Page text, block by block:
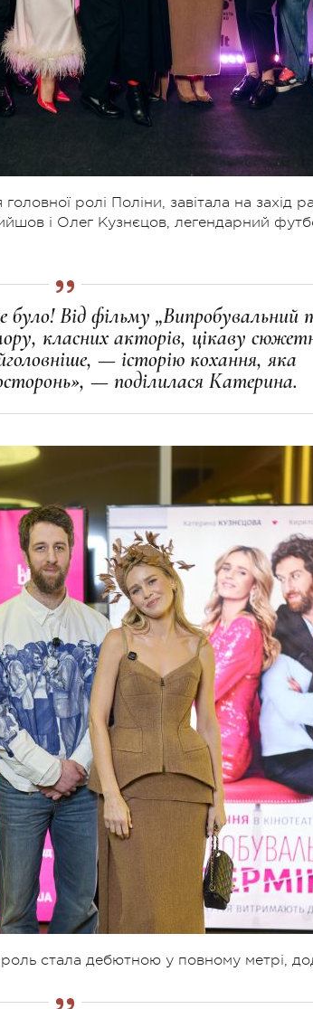
ролі Поліни, завітала на захід
і Олег Кузнєцов, легендарний
було! Від фільму „Випробувальний
класних акторів, цікаву
— історію кохання, яка
— поділилася Катерина.
стала дебютною у повному метрі,